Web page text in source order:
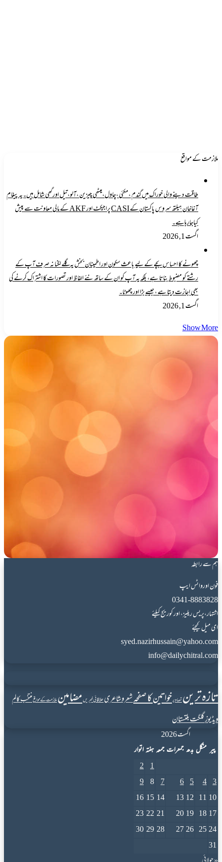
ملازمت کے مواقع
طاقت دینے والی خوراک میں گندم ،مکئی ،چاول،میٹھی چیزین ،آلو،تیل اورگھی شامل ہیں۔یہ پیغام
آغاخان ہیلتھ سروس پاکستان کے CASI پراجیکٹ اور AKF کے مالی معاونت سے پیش
کیاجارہاہے۔
اگست 1, 2026
چھونے کا احساس بچے کے لیے باعث سکون اور اطمینان بخش یہ گلے لگنا نہ صرف آپ کے
رشتے کو مضبوط بناتا ہے، بلکہ یہ آپ کو ان کے ساتھ نئے الفاظ اور تصورات کا اشتراک کرنے کی
بھی اجازت دیتا ہے ، جیسے بڑا اور چھوٹا۔
اگست 1, 2026
Show More
ہم سے رابطہ
فون اورواٹس ایپ
0341-8883828
اشتہار،پریس ریلیز، اور کوریج کیلئے
ای میل کیجئے
syed.nazirhussain@yahoo.com
info@dailychitral.com
تازہ ترینتصاویرخواتین کا صفحہشعروشاعریعلاقائی خبریںمضامینملازمت کے مواقعمنتخب کالم
ویڈیوزگلگت بلتستان
اگست 2026
پیر منگلبدھجمعراتجمعہہفتہاتوار
1
2
3
4
5
6
7
8
9
10
11
12
13
14
15
16
17
18
19
20
21
22
23
24
25
26
27
28
29
30
31